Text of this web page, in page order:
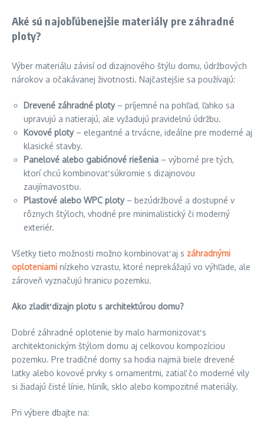
Aké sú najobľúbenejšie materiály pre záhradné
ploty?
Výber materiálu závisí od dizajnového štýlu domu, údržbových
nárokov a očakávanej životnosti. Najčastejšie sa používajú:
Drevené záhradné ploty– príjemné na pohľad, ľahko sa
upravujú a natierajú, ale vyžadujú pravidelnú údržbu.
Kovové ploty– elegantné a trvácne, ideálne pre moderné aj
klasické stavby.
Panelové alebo gabiónové riešenia – výborné pre tých,
ktorí chcú kombinovať súkromie s dizajnovou
zaujímavosťou.
Plastové alebo WPC ploty– bezúdržbové a dostupné v
rôznych štýloch, vhodné pre minimalistický či moderný
exteriér.
Všetky tieto možnosti možno kombinovať aj s záhradnými
oploteniami nízkeho vzrastu, ktoré neprekážajú vo výhľade, ale
zároveň vyznačujú hranicu pozemku.
Ako zladiť dizajn plotu s architektúrou domu?
Dobré záhradné oplotenie by malo harmonizovať s
architektonickým štýlom domu aj celkovou kompozíciou
pozemku. Pre tradičné domy sa hodia najmä biele drevené
latky alebo kovové prvky s ornamentmi, zatiaľ čo moderné vily
si žiadajú čisté línie, hliník, sklo alebo kompozitné materiály.
Pri výbere dbajte na: